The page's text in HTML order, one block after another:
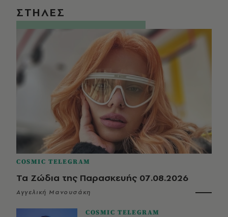
ΣΤΗΛΕΣ
COSMIC TELEGRAM
Τα Ζώδια της Παρασκευής 07.08.2026
Αγγελική Μανουσάκη
COSMIC TELEGRAM